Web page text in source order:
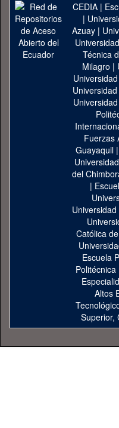
CEDIA|
|
Azuay|
Técnica
Milagro |
Fuerzas
Guayaquil|
del
|
Católica
Escuela
Altos
Superior,